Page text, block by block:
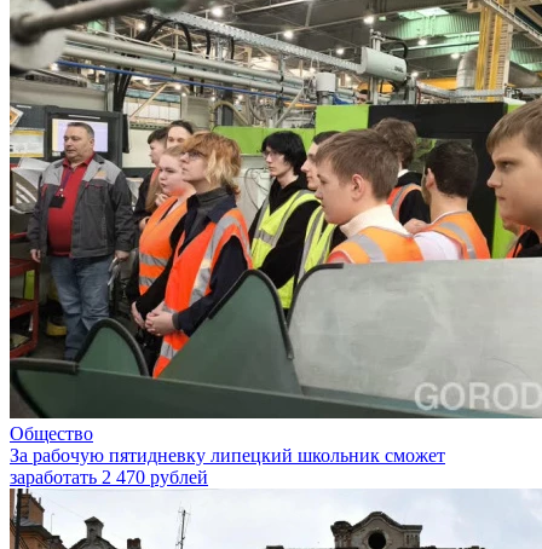
Общество
За рабочую пятидневку липецкий школьник сможет
заработать 2 470 рублей